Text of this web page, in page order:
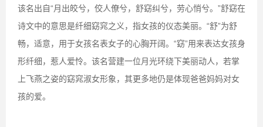
该名出自“月出皎兮，佼人僚兮，舒窈纠兮，劳心悄兮。”舒窈在
诗文中的意思是纤细窈窕之义，指女孩的仪态美丽。“舒”为舒
畅，适意，用于女孩名表女子的心胸开阔。“窈”用来表达女孩身
形纤细，惹人爱怜。该名营建一位月光环绕下美丽动人，若掌
上飞燕之姿的窈窕淑女形象，其更多地仍是体现爸爸妈妈对女
孩的爱。